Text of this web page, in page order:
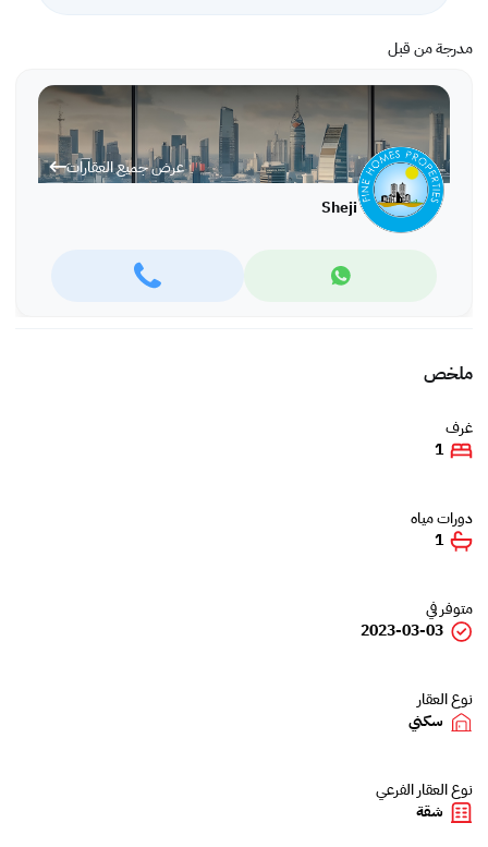
مدرجة من قبل
عرض جميع العقارات
Sheji
ملخص
غرف
1
دورات مياه
1
متوفر في
2023-03-03
نوع العقار
سكني
نوع العقار الفرعي
شقة